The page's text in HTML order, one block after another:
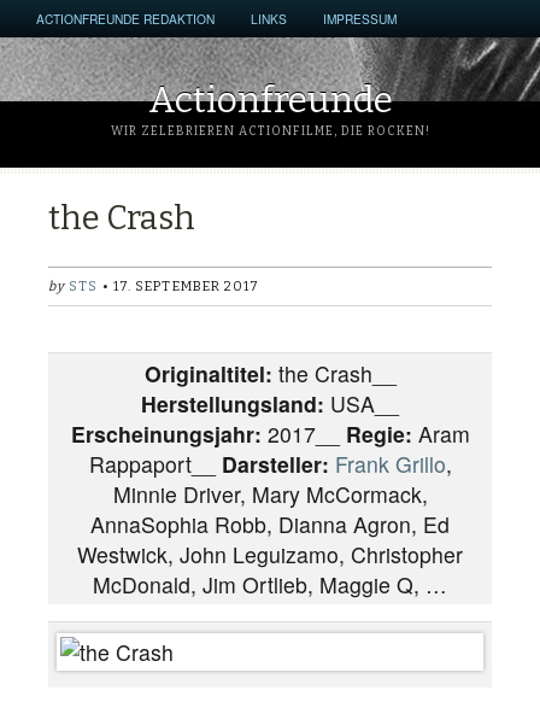
ACTIONFREUNDE REDAKTION LINKS IMPRESSUM
Actionfreunde
WIR ZELEBRIEREN ACTIONFILME, DIE ROCKEN!
the Crash
by STS • 17. SEPTEMBER 2017
Originaltitel: the Crash__
Herstellungsland: USA__
Erscheinungsjahr: 2017__ Regie: Aram
Rappaport__ Darsteller: Frank Grillo,
Minnie Driver, Mary McCormack,
AnnaSophia Robb, Dianna Agron, Ed
Westwick, John Leguizamo, Christopher
McDonald, Jim Ortlieb, Maggie Q, …